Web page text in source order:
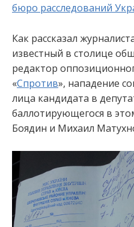
бюро расследований
Как рассказал
известный в столице
редактор
«Спротив», нападение
лица кандидата в
баллотирующегося в
Боядин и Михаил